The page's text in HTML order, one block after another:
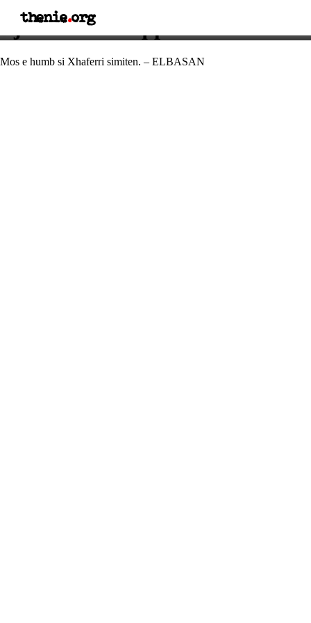
thenie.org
Fjalë e urtë shqiptare
Mos e humb si Xhaferri simiten. – ELBASAN